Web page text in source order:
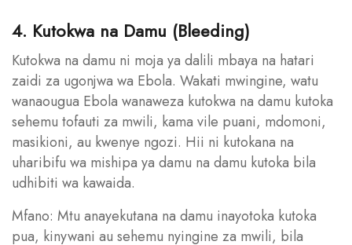
4. Kutokwa na Damu (Bleeding)
Kutokwa na damu ni moja ya dalili mbaya na hatari
zaidi za ugonjwa wa Ebola. Wakati mwingine, watu
wanaougua Ebola wanaweza kutokwa na damu kutoka
sehemu tofauti za mwili, kama vile puani, mdomoni,
masikioni, au kwenye ngozi. Hii ni kutokana na
uharibifu wa mishipa ya damu na damu kutoka bila
udhibiti wa kawaida.
Mfano: Mtu anayekutana na damu inayotoka kutoka
pua, kinywani au sehemu nyingine za mwili, bila